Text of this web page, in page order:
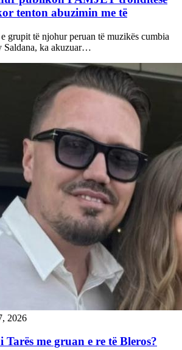
tenton abuzimin me të
grupit të njohur peruan të muzikës cumbia
Saldana, ka akuzuar…
2026
me gruan e re të Bleros?